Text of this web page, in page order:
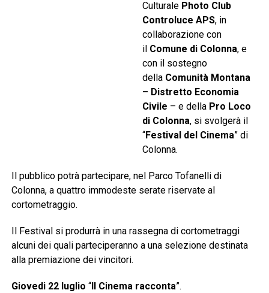
Culturale Photo Club
Controluce APS, in
collaborazione con
il Comune di Colonna, e
con il sostegno
della Comunità Montana
– Distretto Economia
Civile – e della Pro Loco
di Colonna, si svolgerà il
“Festival del Cinema” di
Colonna.
Il pubblico potrà partecipare, nel Parco Tofanelli di
Colonna, a quattro immodeste serate riservate al
cortometraggio.
Il Festival si produrrà in una rassegna di cortometraggi
alcuni dei quali parteciperanno a una selezione destinata
alla premiazione dei vincitori.
Giovedi 22 luglio “Il Cinema racconta”.